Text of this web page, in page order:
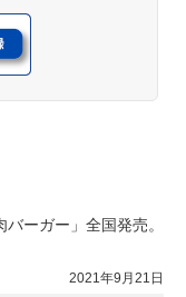
ーガー」全国発売。
2021年9月21日